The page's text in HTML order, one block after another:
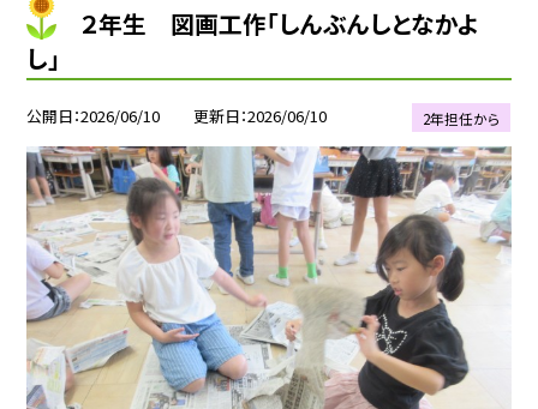
２年生 図画工作「しんぶんしとなかよ
し」
公開日 2026/06/10 更新日 2026/06/10 2年担任から